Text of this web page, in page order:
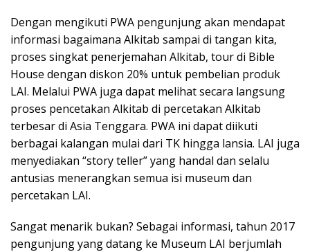
Dengan mengikuti PWA pengunjung akan mendapat
informasi bagaimana Alkitab sampai di tangan kita,
proses singkat penerjemahan Alkitab, tour di Bible
House dengan diskon 20% untuk pembelian produk
LAI. Melalui PWA juga dapat melihat secara langsung
proses pencetakan Alkitab di percetakan Alkitab
terbesar di Asia Tenggara. PWA ini dapat diikuti
berbagai kalangan mulai dari TK hingga lansia. LAI juga
menyediakan “story teller” yang handal dan selalu
antusias menerangkan semua isi museum dan
percetakan LAI.
Sangat menarik bukan? Sebagai informasi, tahun 2017
pengunjung yang datang ke Museum LAI berjumlah